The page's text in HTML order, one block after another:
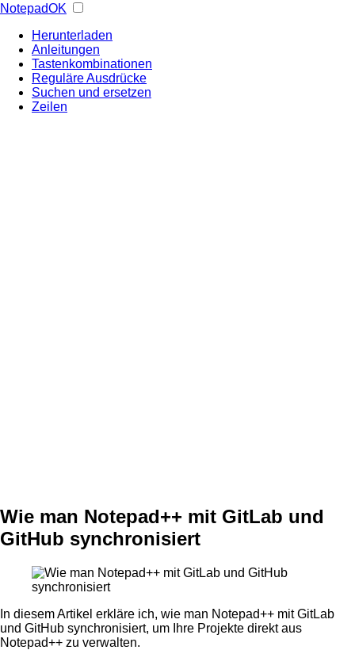
NotepadOK
Herunterladen
Anleitungen
Tastenkombinationen
Reguläre Ausdrücke
Suchen und ersetzen
Zeilen
Wie man Notepad++ mit GitLab und
GitHub synchronisiert
In diesem Artikel erkläre ich, wie man Notepad++ mit GitLab
und GitHub synchronisiert, um Ihre Projekte direkt aus
Notepad++ zu verwalten.